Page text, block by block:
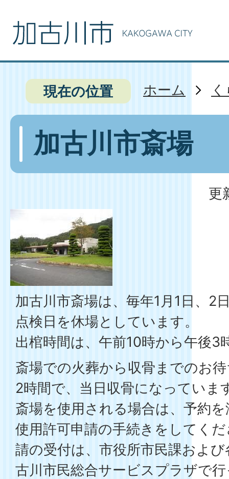
現在の位置 ホーム
加古川市斎場
更
加古川市斎場は、毎年1月1日、2
点検日を休場としています。
出棺時間は、午前10時から午後3
斎場での火葬から収骨までのお
2時間で、当日収骨になっていま
斎場を使用される場合は、予約
使用許可申請の手続きをしてく
請の受付は、市役所市民課およ
古川市民総合サービスプラザで